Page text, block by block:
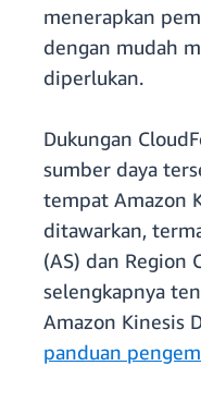
menerapkan
dengan mudah
diperlukan.
Dukungan
sumber daya
tempat Amazon
ditawarkan,
(AS) dan Region
selengkapnya
Amazon Kinesis
panduan